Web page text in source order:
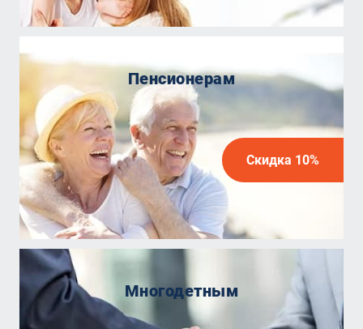
Пенсионерам
Скидка 10%
Многодетным